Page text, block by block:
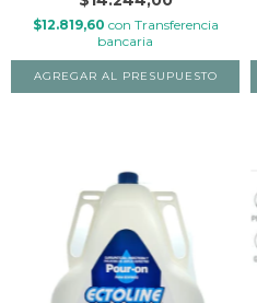
$12.819,60 con Transferencia
bancaria